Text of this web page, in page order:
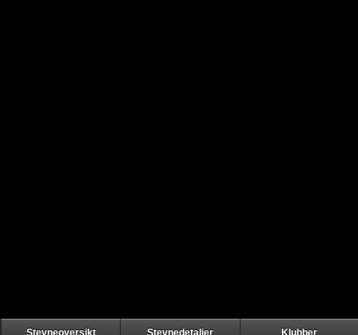
Stevneoversikt Stevnedetaljer Klubber